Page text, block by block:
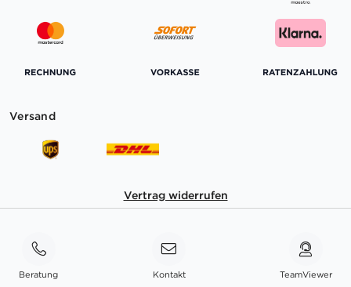
Versand
Vertrag widerrufen
Beratung Kontakt TeamViewer